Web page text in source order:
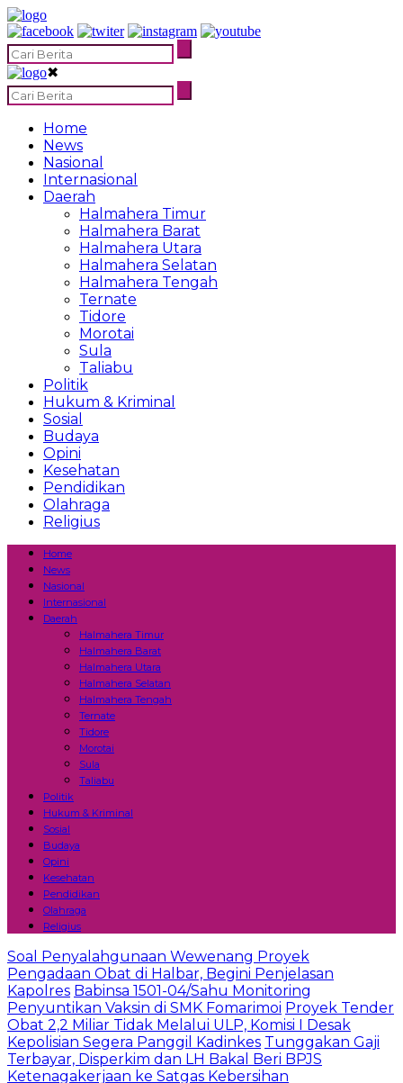
✖
Home
News
Nasional
Internasional
Daerah
Halmahera Timur
Halmahera Barat
Halmahera Utara
Halmahera Selatan
Halmahera Tengah
Ternate
Tidore
Morotai
Sula
Taliabu
Politik
Hukum & Kriminal
Sosial
Budaya
Opini
Kesehatan
Pendidikan
Olahraga
Religius
Home
News
Nasional
Internasional
Daerah
Halmahera Timur
Halmahera Barat
Halmahera Utara
Halmahera Selatan
Halmahera Tengah
Ternate
Tidore
Morotai
Sula
Taliabu
Politik
Hukum & Kriminal
Sosial
Budaya
Opini
Kesehatan
Pendidikan
Olahraga
Religius
Soal Penyalahgunaan Wewenang Proyek
Pengadaan Obat di Halbar, Begini Penjelasan
Kapolres Babinsa 1501-04/Sahu Monitoring
Penyuntikan Vaksin di SMK Fomarimoi Proyek Tender
Obat 2,2 Miliar Tidak Melalui ULP, Komisi I Desak
Kepolisian Segera Panggil Kadinkes Tunggakan Gaji
Terbayar, Disperkim dan LH Bakal Beri BPJS
Ketenagakerjaan ke Satgas Kebersihan